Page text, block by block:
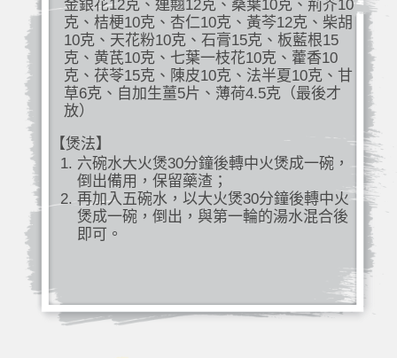
金銀花12克、連翹12克、桑葉10克、荊芥10
克、桔梗10克、杏仁10克、黃芩12克、柴胡
10克、天花粉10克、石膏15克、板藍根15
克、黄芪10克、七葉一枝花10克、藿香10
克、茯苓15克、陳皮10克、法半夏10克、甘
草6克、自加生薑5片、薄荷4.5克（最後才
放）
【煲法】
六碗水大火煲30分鐘後轉中火煲成一碗，
倒出備用，保留藥渣；
再加入五碗水，以大火煲30分鐘後轉中火
煲成一碗，倒出，與第一輪的湯水混合後
即可。